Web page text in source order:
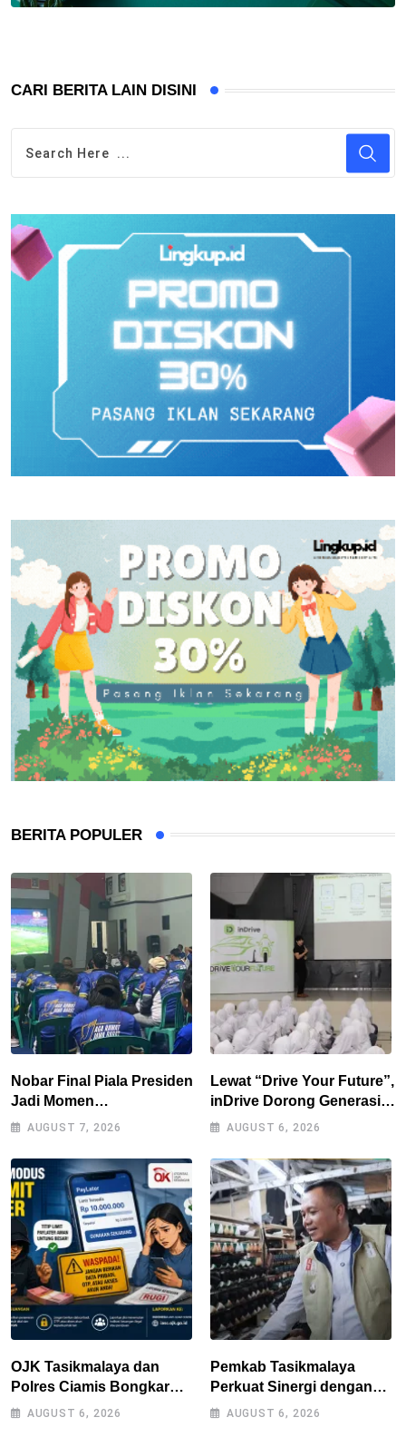
CARI BERITA LAIN DISINI
BERITA POPULER
Nobar Final Piala Presiden
Jadi Momen
Kebersamaan, Polres
Bobotoh dan Berbagai
Elemen Masyarakat
AUGUST 7, 2026
Lewat “Drive Your Future”,
inDrive Dorong Generasi
Muda Bandung Jadi
Lebih Bertanggung Jawab
AUGUST 6, 2026
OJK Tasikmalaya dan
Polres Ciamis Bongkar
Modus Penipuan Titip
AUGUST 6, 2026
Pemkab Tasikmalaya
Perkuat Sinergi dengan
Industri Lokal, Wabup
AUGUST 6, 2026